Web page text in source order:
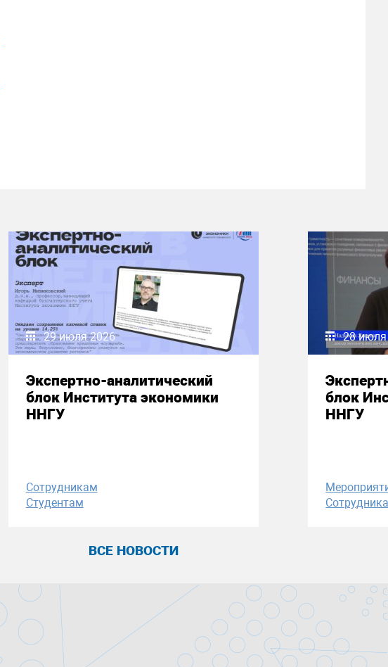
29 июля 2026
Экспертно-аналитический
блок Института экономики
ННГУ
Сотрудникам
Студентам
28
блок
ННГУ
ВСЕ НОВОСТИ